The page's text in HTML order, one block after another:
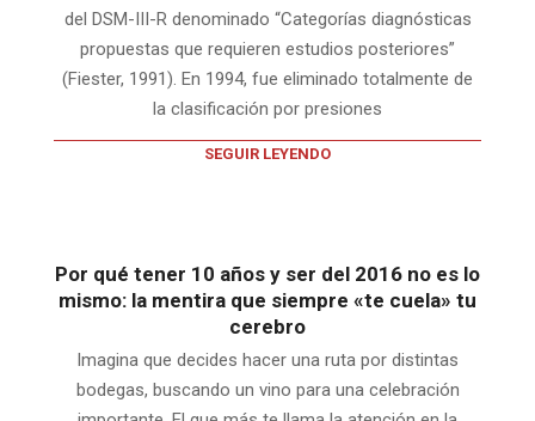
del DSM-III-R denominado “Categorías diagnósticas
propuestas que requieren estudios posteriores”
(Fiester, 1991). En 1994, fue eliminado totalmente de
la clasificación por presiones
SEGUIR LEYENDO
Por qué tener 10 años y ser del 2016 no es lo
mismo: la mentira que siempre «te cuela» tu
cerebro
Imagina que decides hacer una ruta por distintas
bodegas, buscando un vino para una celebración